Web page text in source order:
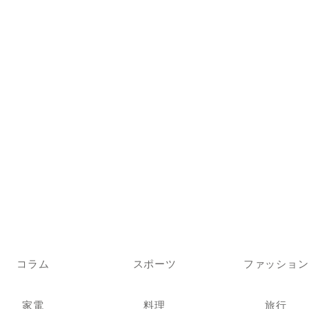
コラム スポーツ ファッション
家電 料理 旅行